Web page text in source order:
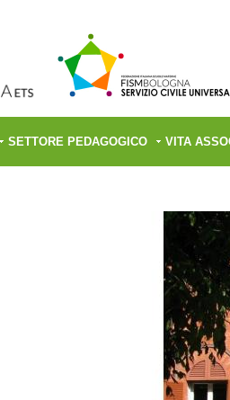
SETTORE PEDAGOGICO VITA